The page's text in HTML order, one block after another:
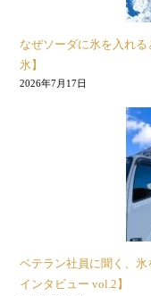
なぜソーダに氷を入れ
氷】
2026年7月17日
ベテラン社員に聞く、
インタビュー vol.2】